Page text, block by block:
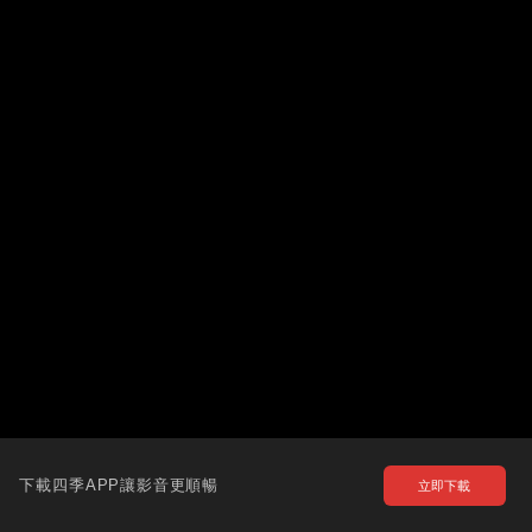
下載四季APP讓影音更順暢 立即下載